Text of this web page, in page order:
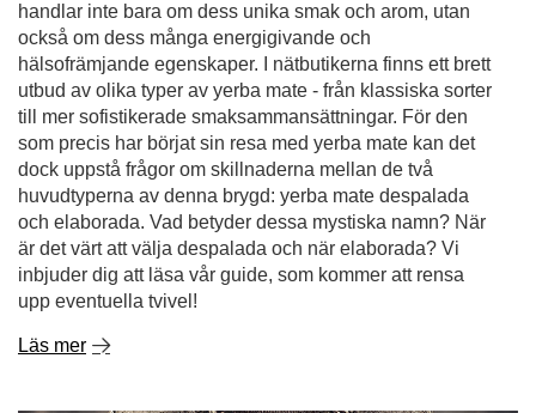
handlar inte bara om dess unika smak och arom, utan
också om dess många energigivande och
hälsofrämjande egenskaper. I nätbutikerna finns ett brett
utbud av olika typer av yerba mate - från klassiska sorter
till mer sofistikerade smaksammansättningar. För den
som precis har börjat sin resa med yerba mate kan det
dock uppstå frågor om skillnaderna mellan de två
huvudtyperna av denna brygd: yerba mate despalada
och elaborada. Vad betyder dessa mystiska namn? När
är det värt att välja despalada och när elaborada? Vi
inbjuder dig att läsa vår guide, som kommer att rensa
upp eventuella tvivel!
Läs mer